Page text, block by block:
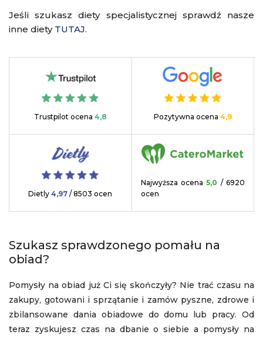
Jeśli szukasz diety specjalistycznej sprawdź nasze
inne diety TUTAJ.
Trustpilot ocena 4,8 Pozytywna ocena 4,9
Dietly4,97 / 8503 ocen
Najwyższa ocena5,0 / 6920
ocen
Szukasz sprawdzonego pomału na
obiad?
Pomysły na obiad już Ci się skończyły? Nie trać czasu na
zakupy, gotowani i sprzątanie i zamów pyszne, zdrowe i
zbilansowane dania obiadowe do domu lub pracy. Od
teraz zyskujesz czas na dbanie o siebie a pomysły na